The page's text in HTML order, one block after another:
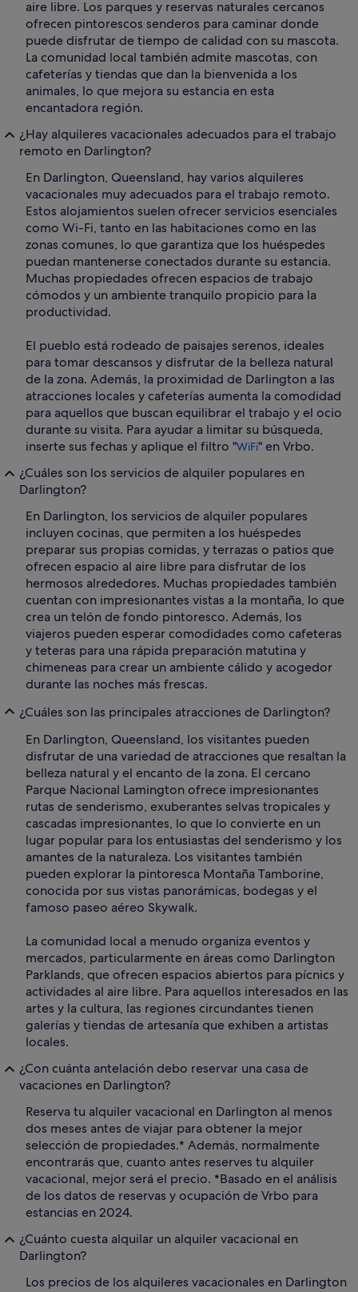
aire libre. Los parques y reservas naturales cercanos
ofrecen pintorescos senderos para caminar donde
puede disfrutar de tiempo de calidad con su mascota.
La comunidad local también admite mascotas, con
cafeterías y tiendas que dan la bienvenida a los
animales, lo que mejora su estancia en esta
encantadora región.
¿Hay alquileres vacacionales adecuados para el trabajo
remoto en Darlington?
En Darlington, Queensland, hay varios alquileres
vacacionales muy adecuados para el trabajo remoto.
Estos alojamientos suelen ofrecer servicios esenciales
como Wi-Fi, tanto en las habitaciones como en las
zonas comunes, lo que garantiza que los huéspedes
puedan mantenerse conectados durante su estancia.
Muchas propiedades ofrecen espacios de trabajo
cómodos y un ambiente tranquilo propicio para la
productividad.
El pueblo está rodeado de paisajes serenos, ideales
para tomar descansos y disfrutar de la belleza natural
de la zona. Además, la proximidad de Darlington a las
atracciones locales y cafeterías aumenta la comodidad
para aquellos que buscan equilibrar el trabajo y el ocio
durante su visita. Para ayudar a limitar su búsqueda,
inserte sus fechas y aplique el filtro "WiFi" en Vrbo.
¿Cuáles son los servicios de alquiler populares en
Darlington?
En Darlington, los servicios de alquiler populares
incluyen cocinas, que permiten a los huéspedes
preparar sus propias comidas, y terrazas o patios que
ofrecen espacio al aire libre para disfrutar de los
hermosos alrededores. Muchas propiedades también
cuentan con impresionantes vistas a la montaña, lo que
crea un telón de fondo pintoresco. Además, los
viajeros pueden esperar comodidades como cafeteras
y teteras para una rápida preparación matutina y
chimeneas para crear un ambiente cálido y acogedor
durante las noches más frescas.
¿Cuáles son las principales atracciones de Darlington?
En Darlington, Queensland, los visitantes pueden
disfrutar de una variedad de atracciones que resaltan la
belleza natural y el encanto de la zona. El cercano
Parque Nacional Lamington ofrece impresionantes
rutas de senderismo, exuberantes selvas tropicales y
cascadas impresionantes, lo que lo convierte en un
lugar popular para los entusiastas del senderismo y los
amantes de la naturaleza. Los visitantes también
pueden explorar la pintoresca Montaña Tamborine,
conocida por sus vistas panorámicas, bodegas y el
famoso paseo aéreo Skywalk.
La comunidad local a menudo organiza eventos y
mercados, particularmente en áreas como Darlington
Parklands, que ofrecen espacios abiertos para pícnics y
actividades al aire libre. Para aquellos interesados en las
artes y la cultura, las regiones circundantes tienen
galerías y tiendas de artesanía que exhiben a artistas
locales.
¿Con cuánta antelación debo reservar una casa de
vacaciones en Darlington?
Reserva tu alquiler vacacional en Darlington al menos
dos meses antes de viajar para obtener la mejor
selección de propiedades.* Además, normalmente
encontrarás que, cuanto antes reserves tu alquiler
vacacional, mejor será el precio. *Basado en el análisis
de los datos de reservas y ocupación de Vrbo para
estancias en 2024.
¿Cuánto cuesta alquilar un alquiler vacacional en
Darlington?
Los precios de los alquileres vacacionales en Darlington